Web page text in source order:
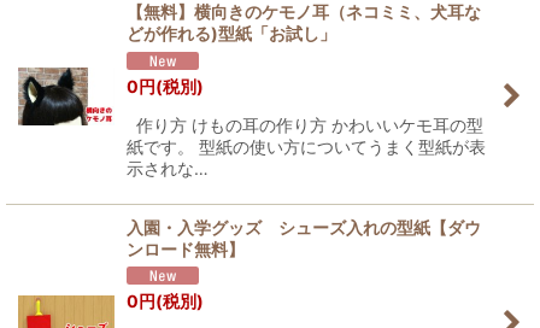
【無料】横向きのケモノ耳（ネコミミ、犬耳な
どが作れる)型紙「お試し」
0円(税別)
作り方 けもの耳の作り方 かわいいケモ耳の型
紙です。 型紙の使い方についてうまく型紙が表
示されな…
入園・入学グッズ シューズ入れの型紙【ダウ
ンロード無料】
0 円(税別)